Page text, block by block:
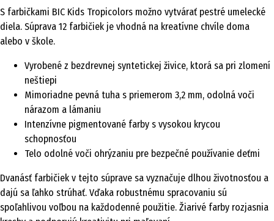
S farbičkami BIC Kids Tropicolors možno vytvárať pestré umelecké
diela. Súprava 12 farbičiek je vhodná na kreatívne chvíle doma
alebo v škole.
Vyrobené z bezdrevnej syntetickej živice, ktorá sa pri zlomení
neštiepi
Mimoriadne pevná tuha s priemerom 3,2 mm, odolná voči
nárazom a lámaniu
Intenzívne pigmentované farby s vysokou krycou
schopnosťou
Telo odolné voči ohrýzaniu pre bezpečné používanie deťmi
Dvanásť farbičiek v tejto súprave sa vyznačuje dlhou životnosťou a
dajú sa ľahko strúhať. Vďaka robustnému spracovaniu sú
spoľahlivou voľbou na každodenné použitie. Žiarivé farby rozjasnia